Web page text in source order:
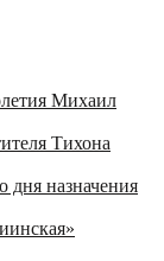
Михаил
Тихона
дня назначения